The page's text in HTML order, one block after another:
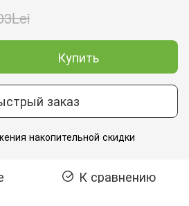
Купить
заказ
накопительной скидки
К сравнению